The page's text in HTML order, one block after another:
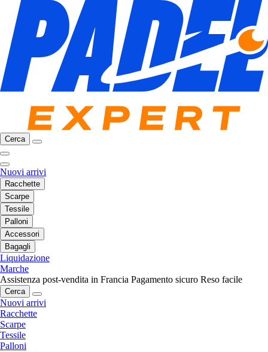
Cerca
Nuovi arrivi
Racchette
Scarpe
Tessile
Palloni
Accessori
Bagagli
Liquidazione
Marche
Assistenza post-vendita in Francia Pagamento sicuro Reso facile
Cerca
Nuovi arrivi
Racchette
Scarpe
Tessile
Palloni